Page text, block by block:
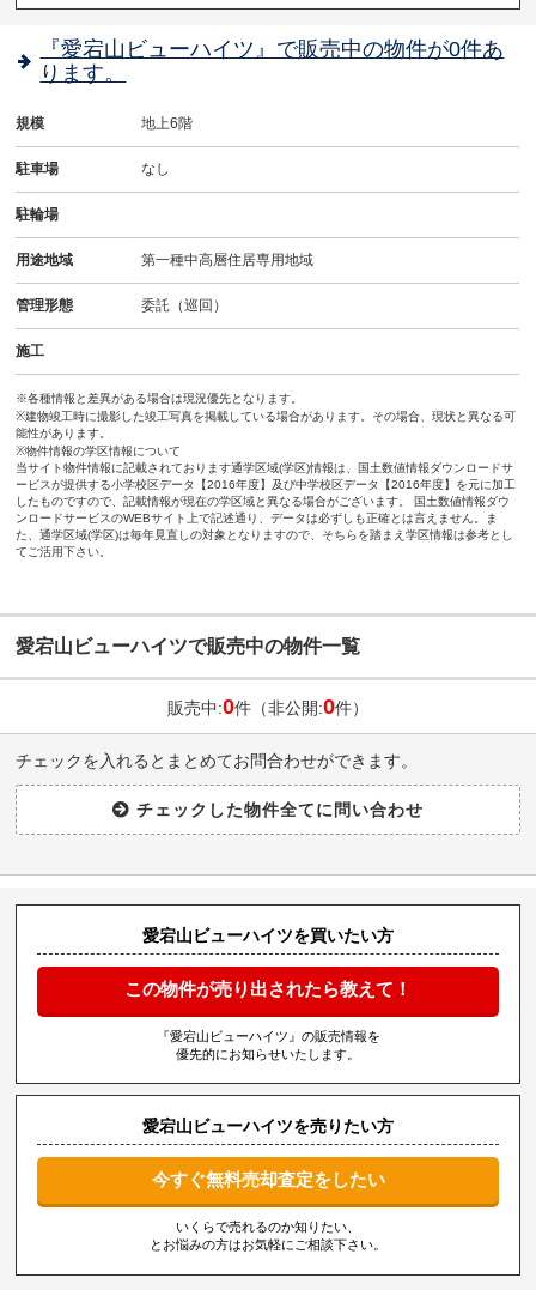
『愛宕山ビューハイツ』で販売中の物件が0件あ
ります。
規模 地上6階
駐車場 なし
駐輪場
用途地域 第一種中高層住居専用地域
管理形態 委託（巡回）
施工
※各種情報と差異がある場合は現況優先となります。
※建物竣工時に撮影した竣工写真を掲載している場合があります。その場合、現状と異なる可
能性があります。
※物件情報の学区情報について
当サイト物件情報に記載されております通学区域(学区)情報は、国土数値情報ダウンロードサ
ービスが提供する小学校区データ【2016年度】及び中学校区データ【2016年度】を元に加工
したものですので、記載情報が現在の学区域と異なる場合がございます。 国土数値情報ダウ
ンロードサービスのWEBサイト上で記述通り、データは必ずしも正確とは言えません。ま
た、通学区域(学区)は毎年見直しの対象となりますので、そちらを踏まえ学区情報は参考とし
てご活用下さい。
愛宕山ビューハイツで販売中の物件一覧
販売中:0件（非公開:0件）
チェックを入れるとまとめてお問合わせができます。
愛宕山ビューハイツを買いたい方
この物件が売り出されたら教えて！
『愛宕山ビューハイツ』の販売情報を
優先的にお知らせいたします。
愛宕山ビューハイツを売りたい方
今すぐ無料売却査定をしたい
いくらで売れるのか知りたい、
とお悩みの方はお気軽にご相談下さい。